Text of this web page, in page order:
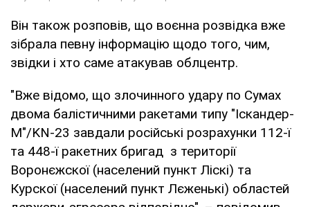
Він також розповів, що воєнна розвідка вже
зібрала певну інформацію щодо того, чим,
звідки і хто саме атакував облцентр.
"Вже відомо, що злочинного удару по Сумах
двома балістичними ракетами типу "Іскандер-
М"/KN-23 завдали російські розрахунки 112-ї
та 448-ї ракетних бригад з території
Воронєжскої (населений пункт Ліскі) та
Курскої (населений пункт Лєженькі) областей